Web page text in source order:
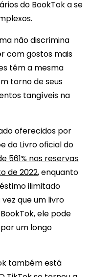
do BookTok a se
não discrimina
com gostos mais
têm a mesma
torno de seus
tangíveis na
oferecidos por
do Livro oficial do
561% nas reservas
de 2022, enquanto
ilimitado
que um livro
ele pode
um longo
também está